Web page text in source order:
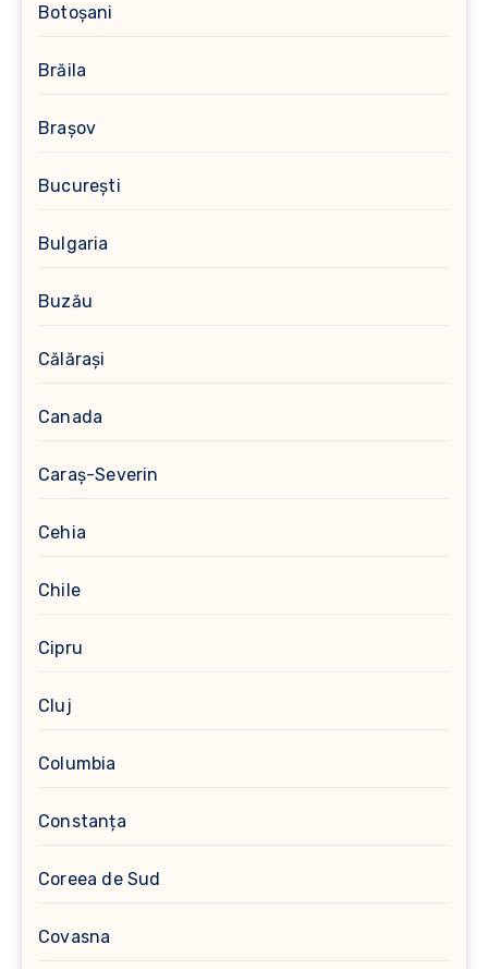
Botoșani
Brăila
Brașov
București
Bulgaria
Buzău
Călărași
Canada
Caraș-Severin
Cehia
Chile
Cipru
Cluj
Columbia
Constanța
Coreea de Sud
Covasna